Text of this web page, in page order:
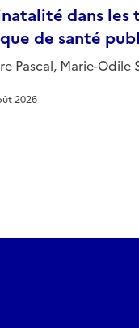
dans
de santé
Pascal, Marie-Odile
2026